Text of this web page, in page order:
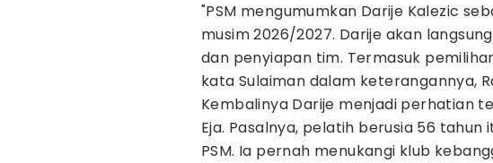
"PSM mengumumkan Darije Kalezic
musim 2026/2027. Darije akan
dan penyiapan tim. Termasuk
kata Sulaiman dalam keterangannya,
Kembalinya Darije menjadi perhatian
Eja. Pasalnya, pelatih berusia 56 tahun
PSM. Ia pernah menukangi klub